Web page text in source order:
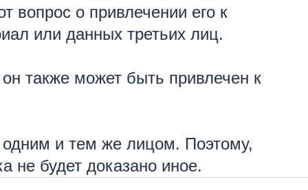
вопрос о привлечении его к
или данных третьих лиц.
также может быть привлечен к
одним и тем же лицом. Поэтому,
не будет доказано иное.